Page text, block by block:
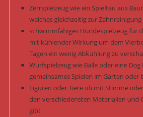
Zerrspielzeug wie ein Spieltau aus
welches gleichzeitig zur
schwimmfähiges Hundespielzeug für
mit kühlender Wirkung um dem
Tagen ein wenig Abkühlung zu
Wurfspielzeug wie Bälle oder eine Dog
gemeinsames Spielen im Garten oder
Figuren oder Tiere ob mit Stimme
den verschiedensten Materialien und
gibt